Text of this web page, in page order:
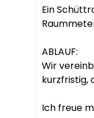
Ein
ABLAUF:
Wir
kurzfristig,
Ich freue